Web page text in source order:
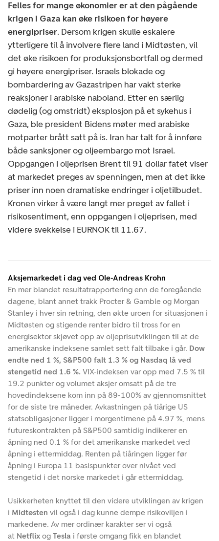
Felles for mange økonomier er at den pågående
krigen i Gaza kan øke risikoen for høyere
energipriser. Dersom krigen skulle eskalere
ytterligere til å involvere flere land i Midtøsten, vil
det øke risikoen for produksjonsbortfall og dermed
gi høyere energipriser. Israels blokade og
bombardering av Gazastripen har vakt sterke
reaksjoner i arabiske naboland. Etter en særlig
dødelig (og omstridt) eksplosjon på et sykehus i
Gaza, ble president Bidens møter med arabiske
motparter brått satt på is. Iran har talt for å innføre
både sanksjoner og oljeembargo mot Israel.
Oppgangen i oljeprisen Brent til 91 dollar fatet viser
at markedet preges av spenningen, men at det ikke
priser inn noen dramatiske endringer i oljetilbudet.
Kronen virker å være langt mer preget av fallet i
risikosentiment, enn oppgangen i oljeprisen, med
videre svekkelse i EURNOK til 11.67.
Aksjemarkedet i dag ved Ole-Andreas Krohn
En mer blandet resultatrapportering enn de foregående
dagene, blant annet trakk Procter & Gamble og Morgan
Stanley i hver sin retning, den økte uroen for situasjonen i
Midtøsten og stigende renter bidro til tross for en
energisektor skjøvet opp av oljeprisutviklingen til at de
amerikanske indeksene samlet sett falt tilbake i går. Dow
endte ned 1 %, S&P500 falt 1.3 % og Nasdaq lå ved
stengetid ned 1.6 %. VIX-indeksen var opp med 7.5 % til
19.2 punkter og volumet aksjer omsatt på de tre
hovedindeksene kom inn på 89-100% av gjennomsnittet
for de siste tre måneder. Avkastningen på tiårige US
statsobligasjoner ligger i morgentimene på 4.97 %, mens
futureskontrakten på S&P500 samtidig indikerer en
åpning ned 0.1 % for det amerikanske markedet ved
åpning i ettermiddag. Renten på tiåringen ligger før
åpning i Europa 11 basispunkter over nivået ved
stengetid i det norske markedet i går ettermiddag.
Usikkerheten knyttet til den videre utviklingen av krigen
i Midtøsten vil også i dag kunne dempe risikoviljen i
markedene. Av mer ordinær karakter ser vi også
at Netflix og Tesla i første omgang fikk en blandet